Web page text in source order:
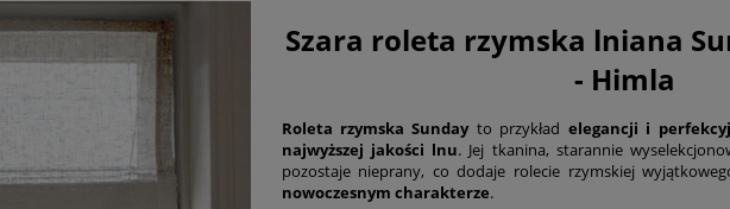
Szara roleta rzymska lniana
- Himla
Roleta rzymska Sundayto przykład elegancji i
najwyższej jakości lnu. Jej tkanina, starannie
pozostaje nieprany, co dodaje rolecie rzymskiej
nowoczesnym charakterze.